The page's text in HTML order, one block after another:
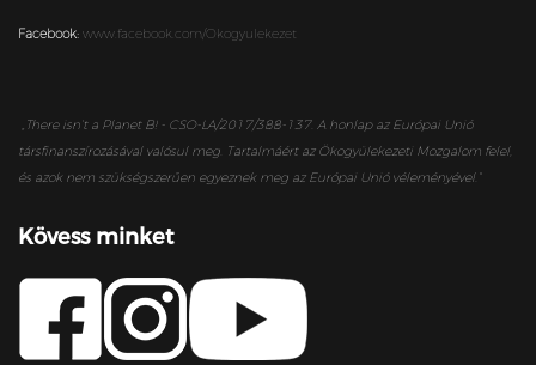
Facebook: www.facebook.com/Okogyulekezet
„ There isn’t a Planet B! - CSO-LA/2017/388-137. A honlap az Európai Unió
társfinanszírozásával valósul meg. Tartalmáért az Ökogyülekezeti Mozgalom felel,
és azok nem szükségszerűen egyeznek meg az Európai Unió véleményével.”
Kövess minket